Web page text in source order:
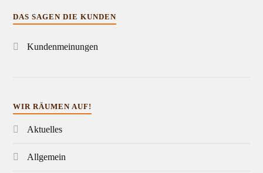
DAS SAGEN DIE KUNDEN
Kundenmeinungen
WIR RÄUMEN AUF!
Aktuelles
Allgemein